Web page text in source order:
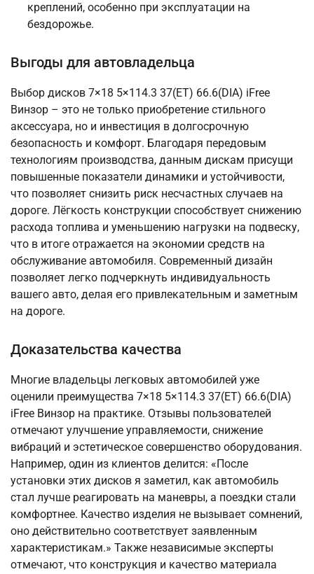
креплений, особенно при эксплуатации на
бездорожье.
Выгоды для автовладельца
Выбор дисков 7×18 5×114.3 37(ET) 66.6(DIA) iFree
Винзор – это не только приобретение стильного
аксессуара, но и инвестиция в долгосрочную
безопасность и комфорт. Благодаря передовым
технологиям производства, данным дискам присущи
повышенные показатели динамики и устойчивости,
что позволяет снизить риск несчастных случаев на
дороге. Лёгкость конструкции способствует снижению
расхода топлива и уменьшению нагрузки на подвеску,
что в итоге отражается на экономии средств на
обслуживание автомобиля. Современный дизайн
позволяет легко подчеркнуть индивидуальность
вашего авто, делая его привлекательным и заметным
на дороге.
Доказательства качества
Многие владельцы легковых автомобилей уже
оценили преимущества 7×18 5×114.3 37(ET) 66.6(DIA)
iFree Винзор на практике. Отзывы пользователей
отмечают улучшение управляемости, снижение
вибраций и эстетическое совершенство оборудования.
Например, один из клиентов делится: «После
установки этих дисков я заметил, как автомобиль
стал лучше реагировать на маневры, а поездки стали
комфортнее. Качество изделия не вызывает сомнений,
оно действительно соответствует заявленным
характеристикам.» Также независимые эксперты
отмечают, что конструкция и качество материала